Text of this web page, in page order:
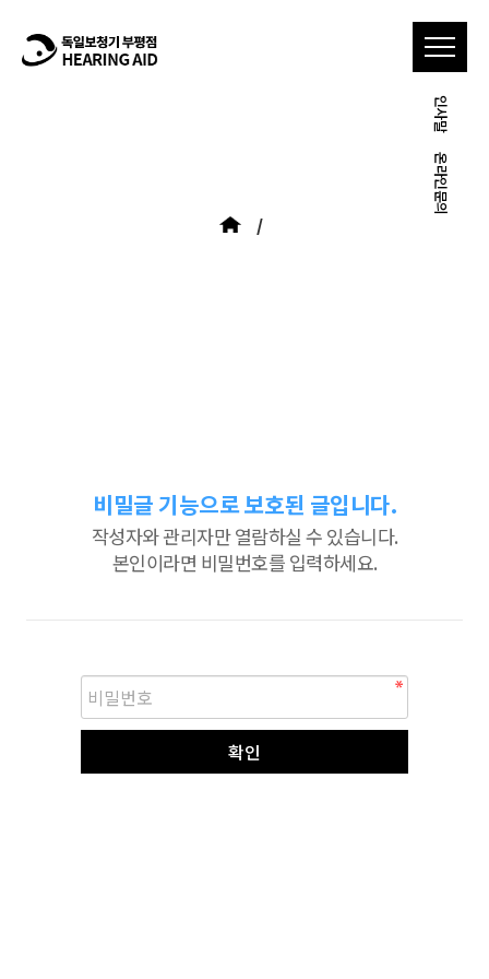
인사말
온라인문의
비밀글 기능으로 보호된 글입니다.
작성자와 관리자만 열람하실 수 있습니다.
본인이라면 비밀번호를 입력하세요.